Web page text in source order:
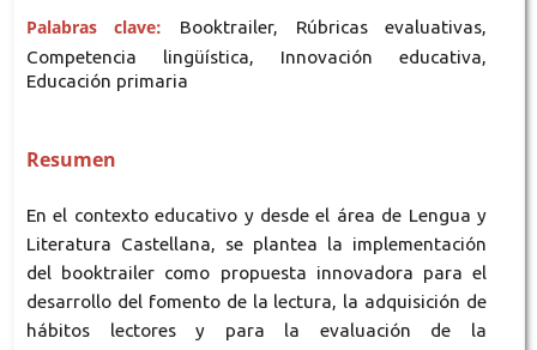
Palabras clave:
Booktrailer, Rúbricas evaluativas,
Competencia lingüística, Innovación educativa,
Educación primaria
Resumen
En el contexto educativo y desde el área de Lengua y
Literatura Castellana, se plantea la implementación
del booktrailer como propuesta innovadora para el
desarrollo del fomento de la lectura, la adquisición de
hábitos lectores y para la evaluación de la